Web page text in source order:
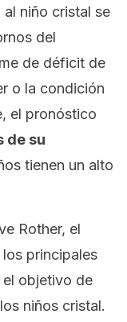
niño cristal se
del
de déficit de
o la condición
el pronóstico
de su
tienen un alto
Rother, el
principales
objetivo de
niños cristal.